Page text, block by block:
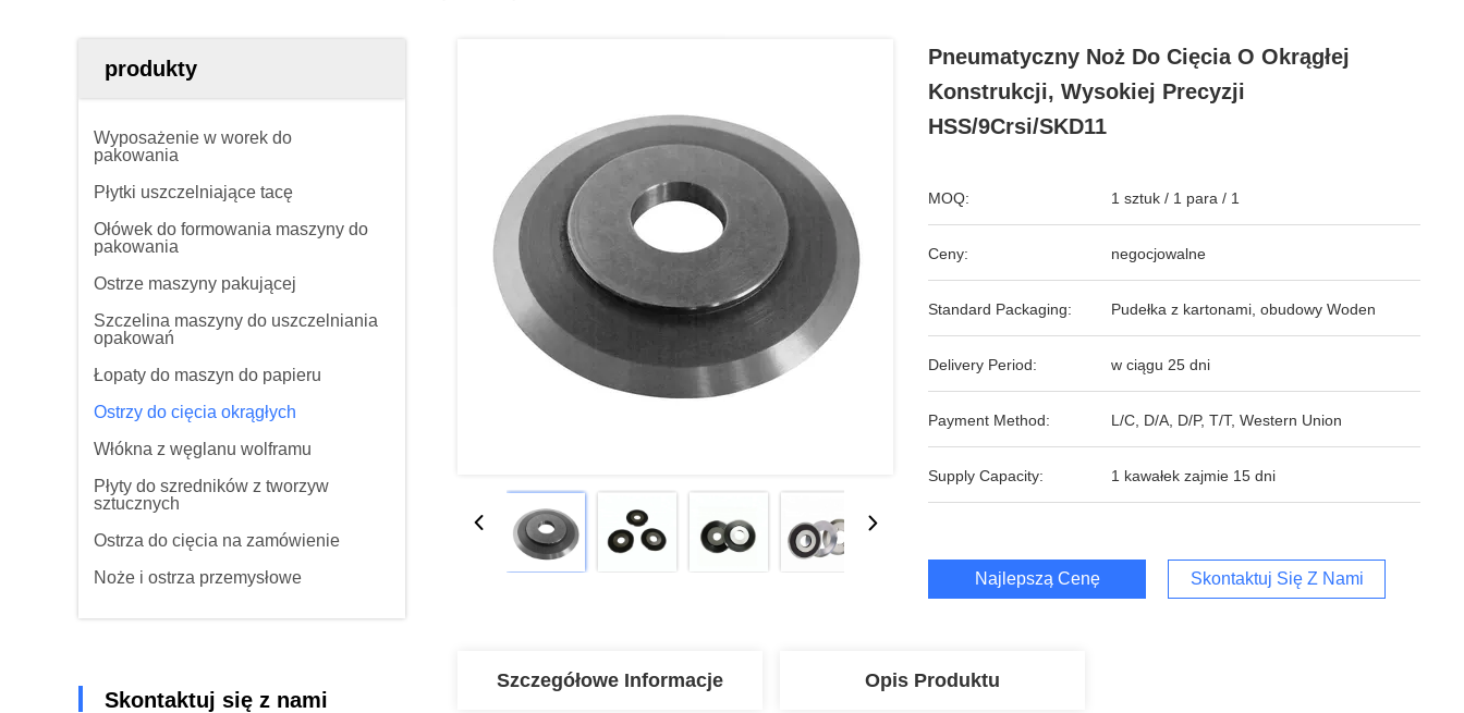
produkty
Wyposażenie w worek do
pakowania
Płytki uszczelniające tacę
Ołówek do formowania maszyny do
pakowania
Ostrze maszyny pakującej
Szczelina maszyny do uszczelniania
opakowań
Łopaty do maszyn do papieru
Ostrzy do cięcia okrągłych
Włókna z węglanu wolframu
Płyty do szredników z tworzyw
sztucznych
Ostrza do cięcia na zamówienie
Noże i ostrza przemysłowe
Skontaktuj się z nami
Pneumatyczny Noż Do Cięcia O Okrągłej
Konstrukcji, Wysokiej Precyzji
HSS/9Crsi/SKD11
MOQ: 1 sztuk / 1 para / 1
Ceny: negocjowalne
Standard Packaging: Pudełka z kartonami, obudowy Woden
Delivery Period: w ciągu 25 dni
Payment Method: L/C, D/A, D/P, T/T, Western Union
Supply Capacity: 1 kawałek zajmie 15 dni
Najlepszą Cenę Skontaktuj Się Z Nami
Szczegółowe Informacje Opis Produktu